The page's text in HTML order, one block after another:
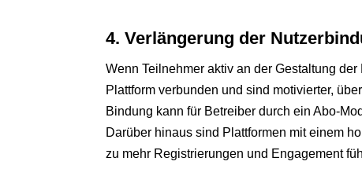
4. Verlängerung der
Wenn Teilnehmer aktiv an der Gestaltung
Plattform verbunden und sind motivierter,
Bindung kann für Betreiber durch ein Abo-
Darüber hinaus sind Plattformen mit einem
zu mehr Registrierungen und Engagement